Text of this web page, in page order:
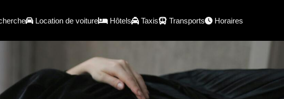
Location de voiture Hôtels Taxis Transports Horaires